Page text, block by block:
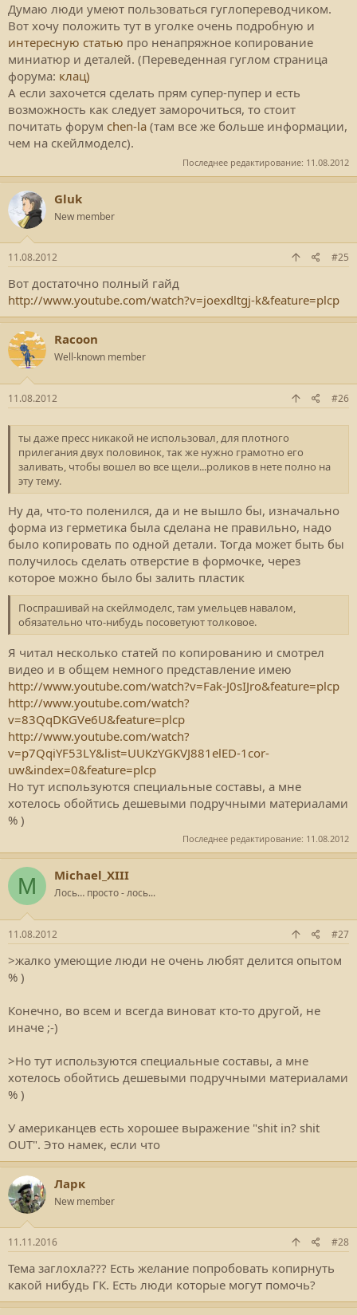
Думаю люди умеют пользоваться гуглопереводчиком.
Вот хочу положить тут в уголке очень подробную и
интересную статью про ненапряжное копирование
миниатюр и деталей. (Переведенная гуглом страница
форума: клац)
А если захочется сделать прям супер-пупер и есть
возможность как следует заморочиться, то стоит
почитать форум chen-la (там все же больше информации,
чем на скейлмоделс).
Последнее редактирование: 11.08.2012
Gluk
New member
11.08.2012 #25
Вот достаточно полный гайд
http://www.youtube.com/watch?v=joexdltgj-k&feature=plcp
Racoon
Well-known member
11.08.2012 #26
ты даже пресс никакой не использовал, для плотного
прилегания двух половинок, так же нужно грамотно его
заливать, чтобы вошел во все щели...роликов в нете полно на
эту тему.
Ну да, что-то поленился, да и не вышло бы, изначально
форма из герметика была сделана не правильно, надо
было копировать по одной детали. Тогда может быть бы
получилось сделать отверстие в формочке, через
которое можно было бы залить пластик
Поспрашивай на скейлмоделс, там умельцев навалом,
обязательно что-нибудь посоветуют толковое.
Я читал несколько статей по копированию и смотрел
видео и в общем немного представление имею
http://www.youtube.com/watch?v=Fak-J0sIJro&feature=plcp
http://www.youtube.com/watch?
v=83QqDKGVe6U&feature=plcp
http://www.youtube.com/watch?
v=p7QqiYF53LY&list=UUKzYGKVJ881elED-1cor-
uw&index=0&feature=plcp
Но тут используются специальные составы, а мне
хотелось обойтись дешевыми подручными материалами
% )
Последнее редактирование: 11.08.2012
M Michael_XIII
Лось… просто - лось...
11.08.2012 #27
>жалко умеющие люди не очень любят делится опытом
% )
Конечно, во всем и всегда виноват кто-то другой, не
иначе ;-)
>Но тут используются специальные составы, а мне
хотелось обойтись дешевыми подручными материалами
% )
У американцев есть хорошее выражение "shit in? shit
OUT". Это намек, если что
Ларк
New member
11.11.2016 #28
Тема заглохла??? Есть желание попробовать копирнуть
какой нибудь ГК. Есть люди которые могут помочь?